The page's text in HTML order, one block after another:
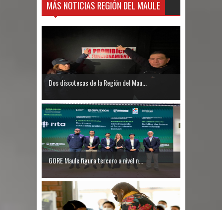
MÁS NOTICIAS REGIÓN DEL MAULE
Dos discotecas de la Región del Mau...
GORE Maule figura tercero a nivel n...